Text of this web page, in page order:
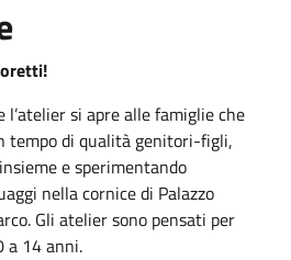
l’atelier si apre alle famiglie che
tempo di qualità genitori-figli,
e sperimentando
nella cornice di Palazzo
Gli atelier sono pensati per
a 14 anni.